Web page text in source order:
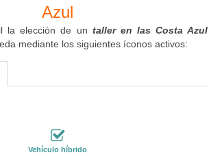
Azul
la elección de un taller en las Costa Azul
mediante los siguientes íconos activos:
Vehículo híbrido